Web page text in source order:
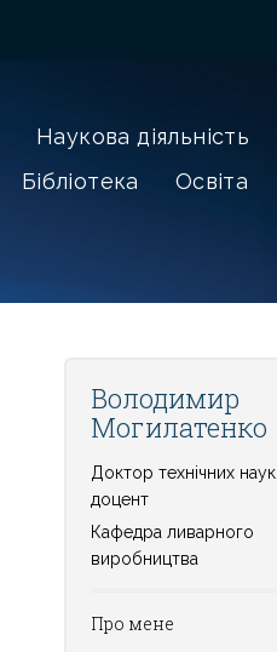
Наукова діяльність
Бібліотека
Освіта
Володимир
Могилатенко
Доктор технічних наук,
доцент
Кафедра ливарного
виробництва
Про мене